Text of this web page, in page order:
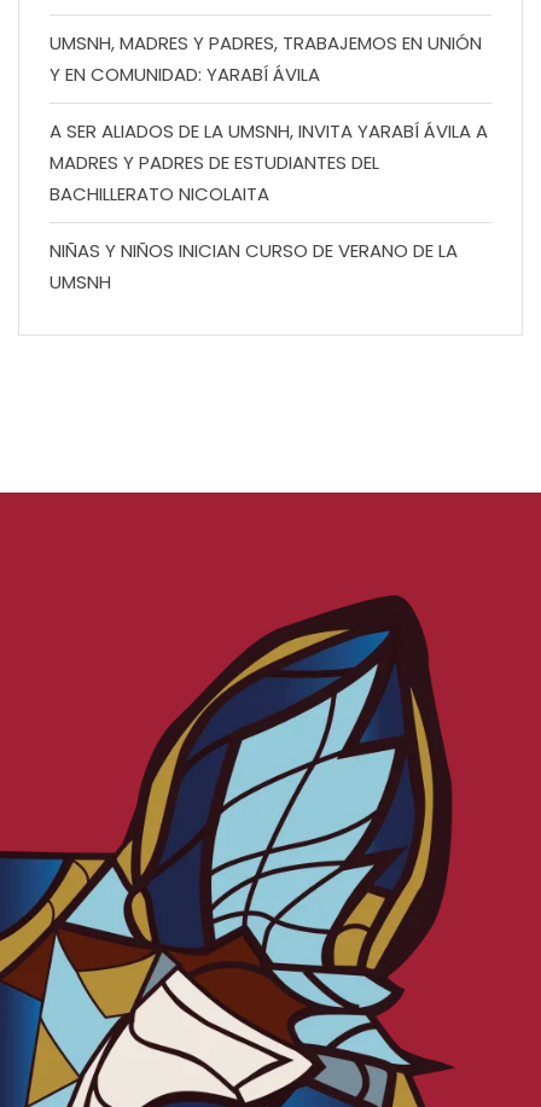
UMSNH, MADRES Y PADRES, TRABAJEMOS EN UNIÓN
Y EN COMUNIDAD: YARABÍ ÁVILA
A SER ALIADOS DE LA UMSNH, INVITA YARABÍ ÁVILA A
MADRES Y PADRES DE ESTUDIANTES DEL
BACHILLERATO NICOLAITA
NIÑAS Y NIÑOS INICIAN CURSO DE VERANO DE LA
UMSNH